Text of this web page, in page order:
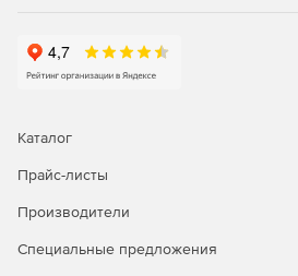
Каталог
Прайс-листы
Производители
Специальные предложения